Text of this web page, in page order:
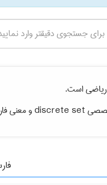
رياضیاست.
discrete setو معنی